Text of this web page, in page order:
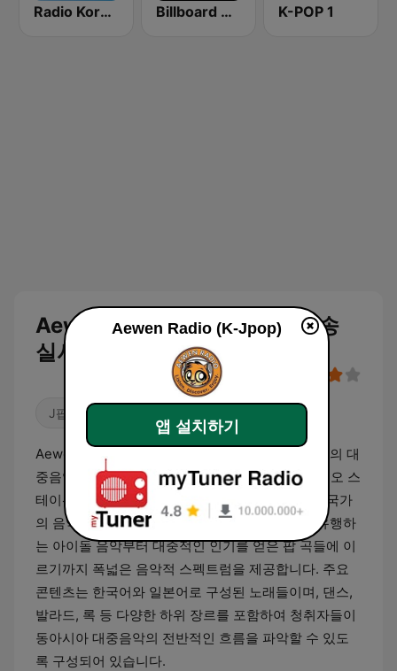
Radio Korea 1540 AM Billboard Radio - EDM/Club K-POP 1
Aewen Radio (K-Jpop) 생방송
실시간 듣기
J팝
Aewen Radio는 한국의 대중음악인 K-Pop과 일본의 대
중음악인 J-Pop을 전문적으로 다루는 온라인 라디오 스
테이션입니다. 이 방송은 동아시아를 대표하는 두 국가
의 음악 장르를 중심으로 편성되어 있으며, 최신 유행하
는 아이돌 음악부터 대중적인 인기를 얻은 팝 곡들에 이
르기까지 폭넓은 음악적 스펙트럼을 제공합니다. 주요
콘텐츠는 한국어와 일본어로 구성된 노래들이며, 댄스,
발라드, 록 등 다양한 하위 장르를 포함하여 청취자들이
동아시아 대중음악의 전반적인 흐름을 파악할 수 있도
록 구성되어 있습니다.
Aewen Radio (K-Jpop)
앱 설치하기